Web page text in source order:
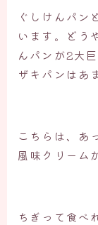
ぐしけんパン
います。どう
んパンが2大
ザキパンはあ
こちらは、あ
風味クリーム
ちぎって食べ